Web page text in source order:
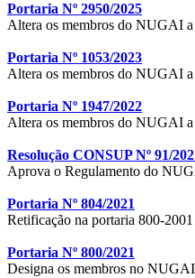
Portaria Nº 2950/2025
Altera os membros do NUGAI
Portaria Nº 1053/2023
Altera os membros do NUGAI
Portaria Nº 1947/2022
Altera os membros do NUGAI
Resolução CONSUP Nº 91/
Aprova o Regulamento do
Portaria Nº 804/2021
Retificação na portaria 800-
Portaria Nº 800/2021
Designa os membros no